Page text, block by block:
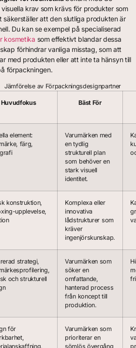
krav som krävs för produkter som
säkerställer att den slutliga produkten är
Du kan se exempel på specialiserad
kosmetika som effektivt blandar dessa
förhindrar vanliga misstag, som att
med produkten eller att inte ta hänsyn till
förpackningen.
Jämförelse av Förpackningsdesignpartner
Huvudfokus Bäst För
element:
färg,
Varumärken med
en tydlig
strukturell plan
som behöver en
stark visuell
identitet.
konstruktion,
upplevelse,
Komplexa eller
innovativa
lådstrukturer som
kräver
ingenjörskunskap.
strategi,
och strukturell
Varumärken som
söker en
omfattande,
hanterad process
från koncept till
produktion.
för
Varumärken som
prioriterar en
sömlös övergång